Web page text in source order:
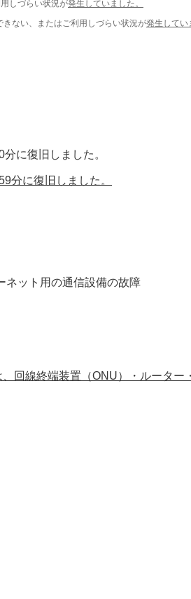
しづらい状況が発生していました。
ない、またはご利用しづらい状況が発生してい
に復旧しました。
分に復旧しました。
ネット用の通信設備の故障
回線終端装置（ONU）・ルーター